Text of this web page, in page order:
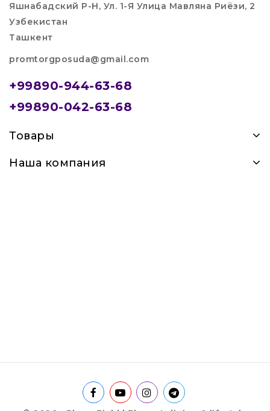
Яшнабадский Р-Н, Ул. 1-Я Улица Мавляна Риёзи, 2
Узбекистан
Ташкент
promtorgposuda@gmail.com
+99890-944-63-68
+99890-042-63-68
Товары
Наша компания